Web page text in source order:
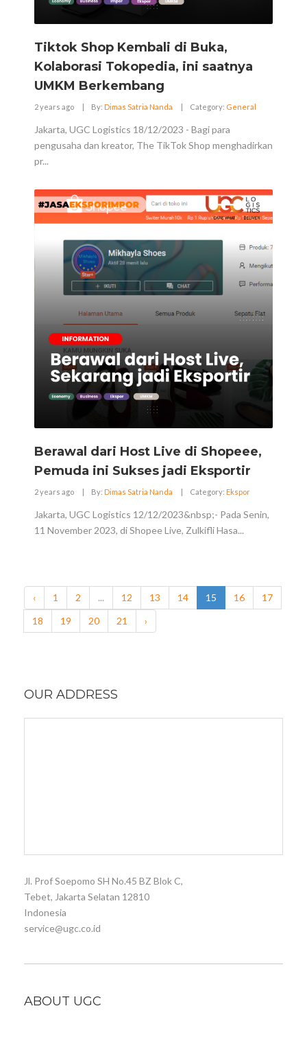
Tiktok Shop Kembali di Buka,
Kolaborasi Tokopedia, ini saatnya
UMKM Berkembang
2 years ago | By: Dimas Satria Nanda | Category: General
Jakarta, UGC Logistics 18/12/2023 - Bagi para
pengusaha dan kreator, The TikTok Shop menghadirkan
pr...
Berawal dari Host Live di Shopeee,
Pemuda ini Sukses jadi Eksportir
2 years ago | By: Dimas Satria Nanda | Category: Ekspor
Jakarta, UGC Logistics 12/12/2023&nbsp;- Pada Senin,
11 November 2023, di Shopee Live, Zulkifli Hasa...
‹ 1 2 ... 12 13 14 15 16
17
18
19 20 21 ›
OUR ADDRESS
Jl. Prof Soepomo SH No.45 BZ Blok C,
Tebet, Jakarta Selatan 12810
Indonesia
service@ugc.co.id
ABOUT UGC